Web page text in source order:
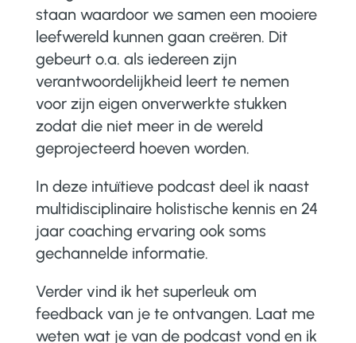
staan waardoor we samen een mooiere
leefwereld kunnen gaan creëren. Dit
gebeurt o.a. als iedereen zijn
verantwoordelijkheid leert te nemen
voor zijn eigen onverwerkte stukken
zodat die niet meer in de wereld
geprojecteerd hoeven worden.
In deze intuïtieve podcast deel ik naast
multidisciplinaire holistische kennis en 24
jaar coaching ervaring ook soms
gechannelde informatie.
Verder vind ik het superleuk om
feedback van je te ontvangen. Laat me
weten wat je van de podcast vond en ik